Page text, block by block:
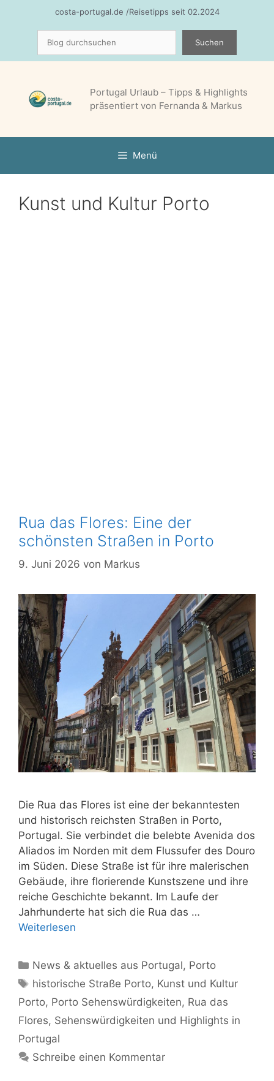
costa-portugal.de /Reisetipps seit 02.2024
Suchen
Portugal Urlaub – Tipps & Highlights
präsentiert von Fernanda & Markus
Menü
Kunst und Kultur Porto
Rua das Flores: Eine der
schönsten Straßen in Porto
9. Juni 2026 von Markus
Die Rua das Flores ist eine der bekanntesten
und historisch reichsten Straßen in Porto,
Portugal. Sie verbindet die belebte Avenida dos
Aliados im Norden mit dem Flussufer des Douro
im Süden. Diese Straße ist für ihre malerischen
Gebäude, ihre florierende Kunstszene und ihre
reiche Geschichte bekannt. Im Laufe der
Jahrhunderte hat sich die Rua das …
Weiterlesen
Kategorien
News & aktuelles aus Portugal, Porto
Schlagwörter
historische Straße Porto, Kunst und Kultur
Porto, Porto Sehenswürdigkeiten, Rua das
Flores, Sehenswürdigkeiten und Highlights in
Portugal
Schreibe einen Kommentar